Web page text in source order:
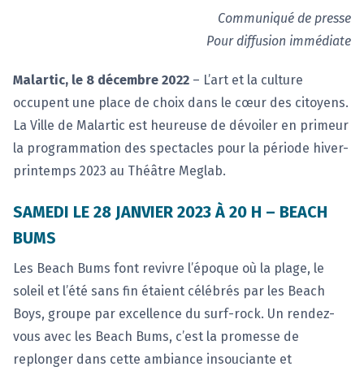
Communiqué de presse
Pour diffusion immédiate
Malartic, le 8 décembre 2022 – L’art et la culture
occupent une place de choix dans le cœur des citoyens.
La Ville de Malartic est heureuse de dévoiler en primeur
la programmation des spectacles pour la période hiver-
printemps 2023 au Théâtre Meglab.
SAMEDI LE 28 JANVIER 2023 À 20 H – BEACH
BUMS
Les Beach Bums font revivre l’époque où la plage, le
soleil et l’été sans fin étaient célébrés par les Beach
Boys, groupe par excellence du surf-rock. Un rendez-
vous avec les Beach Bums, c’est la promesse de
replonger dans cette ambiance insouciante et